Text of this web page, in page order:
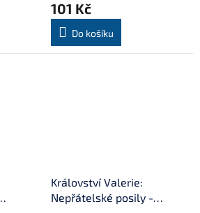
101 Kč
Do košíku
Království Valerie:
Nepřátelské posily -